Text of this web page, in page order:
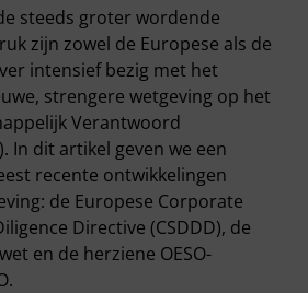
steeds groter wordende
zijn zowel de Europese als de
intensief bezig met het
strengere wetgeving op het
Verantwoord
In dit artikel geven we een
recente ontwikkelingen
de Europese Corporate
Directive (CSDDD), de
en de herziene OESO-